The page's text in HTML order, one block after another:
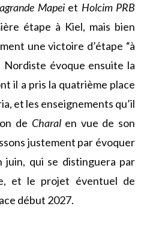
Mapeiet Holcim PRB
étape à Kiel, mais bien
une victoire d’étape “à
Nordiste évoque ensuite la
il a pris la quatrième place
et les enseignements qu’il
de Charalen vue de son
justement par évoquer
juin, qui se distinguera par
et le projet éventuel de
début 2027.